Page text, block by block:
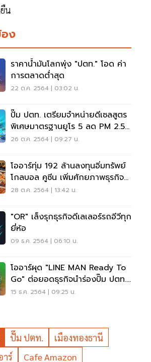
น
ง
ราคาน้ำมันโลกพุ่ง "ปตท." โอด ค่า
การตลาดต่ำสุด
22 ต.ค. 2564 | 03:02 น.
ปั๊ม ปตท. เตรียมจำหน่ายดีเซลสูตร
พิเศษมาตรฐานยูโร 5 ลด PM 2.5
ดีเดย์ 1 พ.ย.
26 ต.ค. 2564 | 09:27 น.
โออาร์ทุ่ม 192 ล้านลงทุนอิ่มทรัพย์
โกลบอล คูซีน เพิ่มศักยภาพธุรกิจ
Non-Oil
28 ต.ค. 2564 | 13:42 น.
"OR" เล็งรุกธุรกิจดีเลเลอร์รถอีวีทุก
ยี่ห้อ
09 ธ.ค. 2564 | 06:10 น.
โออาร์ผุด "LINE MAN Ready To
Go" ต่อยอดธุรกิจนำร่องปั๊ม ปตท.
พัฒนาการขาออก
15 ธ.ค. 2564 | 09:25 น.
ปั๊ม ปตท.
เมืองทองธานี
าร์ Cafe Amazon